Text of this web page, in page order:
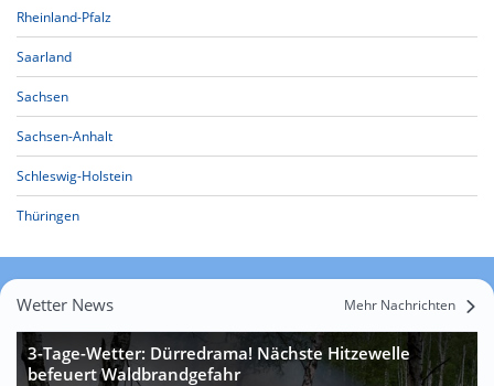
Rheinland-Pfalz
Saarland
Sachsen
Sachsen-Anhalt
Schleswig-Holstein
Thüringen
Wetter News Mehr Nachrichten
3-Tage-Wetter: Dürredrama! Nächste Hitzewelle
befeuert Waldbrandgefahr